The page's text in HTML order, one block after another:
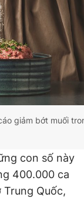
giảm bớt muối
con số này
400.000 ca
Quốc,